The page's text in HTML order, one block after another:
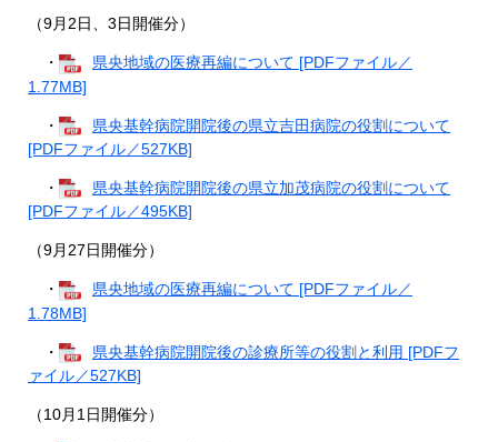
（9月2日、3日開催分）
・
県央地域の医療再編について [PDFファイル／
1.77MB]
・
県央基幹病院開院後の県立吉田病院の役割について
[PDFファイル／527KB]
・
県央基幹病院開院後の県立加茂病院の役割について
[PDFファイル／495KB]
（9月27日開催分）
・
県央地域の医療再編について [PDFファイル／
1.78MB]
・
県央基幹病院開院後の診療所等の役割と利用 [PDFフ
ァイル／527KB]
（10月1日開催分）